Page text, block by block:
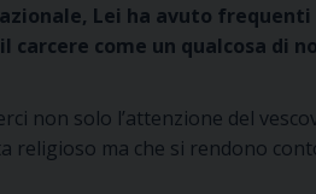
Lei ha avuto
carcere come un qualcosa
non solo l’attenzione del
ma che si rendono